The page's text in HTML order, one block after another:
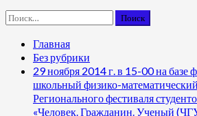
Найти:
Главная
Без рубрики
29 ноября 2014 г. в 15-00 на базе
школьный физико-
Регионального фестиваля
«Человек. Гражданин. Ученый